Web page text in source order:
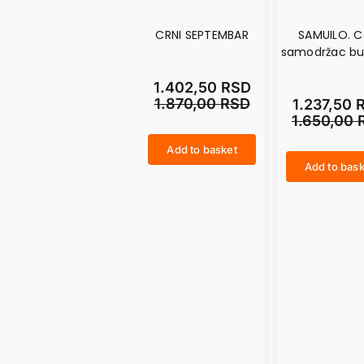
CRNI SEPTEMBAR
1.870,00RSD
1.402,50 RSD
Add to basket
SAMUILO.
samodržac
1.650,00
1.237,50
Add to